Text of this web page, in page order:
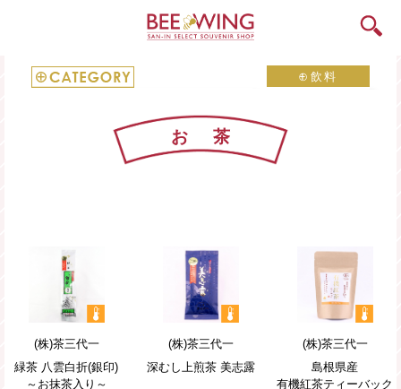
飲料
キャラクター
山陰雑貨
⊕ 飲料
ワイン
その他
お茶
(株)茶三代一
緑茶 八雲白折(銀印)
～お抹茶入り～
(株)茶三代一
深むし上煎茶 美志露
(株)茶三代一
島根県産
有機紅茶ティーバック